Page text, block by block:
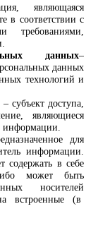
являющаяся
в соответствии с
требованиями,
данных–
данных
технологий и
– субъект доступа,
являющиеся
информации.
для
информации.
содержать в себе
может быть
носителей
встроенные (в